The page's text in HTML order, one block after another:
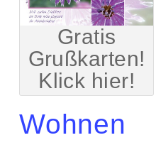
Gratis
Grußkarten!
Klick hier!
Wohnen